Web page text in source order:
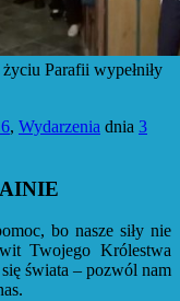
Parafii wypełniły
, Wydarzenia dnia 3
bo nasze siły nie
Twojego Królestwa
świata – pozwól nam